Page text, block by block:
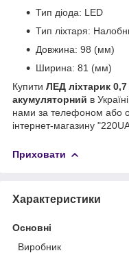
Тип діода: LED
Тип ліхтаря:
Довжина: 98 (мм)
Ширина: 81 (мм)
Купити ЛЕД ліхтарик
акумуляторний в
нами за телефоном або
інтернет-магазину
Приховати
Характеристики
Основні
Виробник